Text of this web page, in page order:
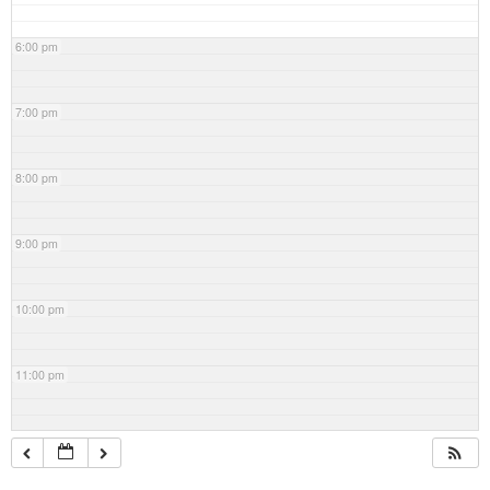
6:00 pm
7:00 pm
8:00 pm
9:00 pm
10:00 pm
11:00 pm